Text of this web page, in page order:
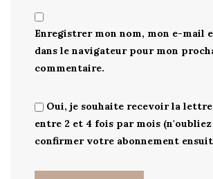
Enregistrer mon nom, mon e-mail
dans le navigateur pour mon
commentaire.
Oui, je souhaite recevoir la
entre 2 et 4 fois par mois (n'oubliez
confirmer votre abonnement